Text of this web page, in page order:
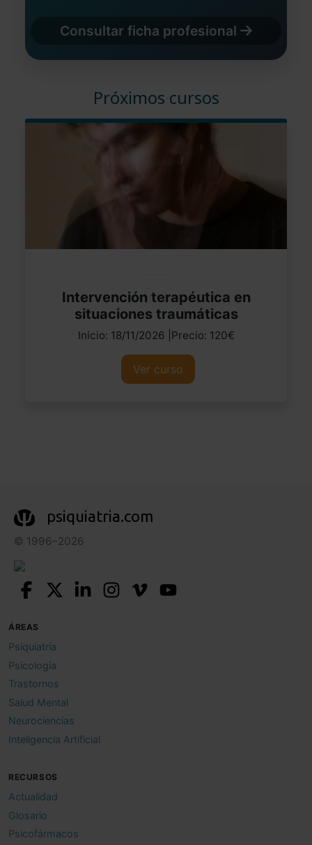
Consultar ficha profesional
Próximos cursos
Intervención terapéutica en
situaciones traumáticas
Inicio: 18/11/2026 |Precio: 120€
Ver curso
psiquiatria.com
© 1996–2026
ÁREAS
Psiquiatría
Psicología
Trastornos
Salud Mental
Neurociencias
Inteligencia Artificial
RECURSOS
Actualidad
Glosario
Psicofármacos